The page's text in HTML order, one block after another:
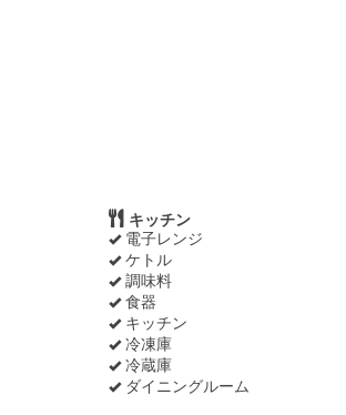
キッチン
電子レンジ
ケトル
調味料
食器
キッチン
冷凍庫
冷蔵庫
ダイニングルーム